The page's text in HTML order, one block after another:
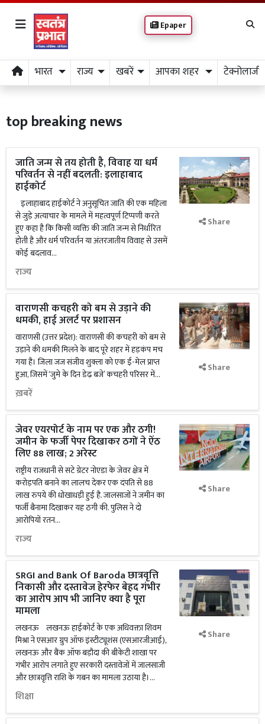
Epaper
भारत राज्य खबरें आपका शहर टेक्नोलाजी
top breaking news
जाति जन्म से तय होती है, विवाह या धर्म
परिवर्तन से नहीं बदलती: इलाहाबाद
हाईकोर्ट
इलाहाबाद हाईकोर्ट ने अनुसूचित जाति की एक महिला
से जुड़े अत्याचार के मामले में महत्वपूर्ण टिप्पणी करते
हुए कहा है कि किसी व्यक्ति की जाति जन्म से निर्धारित
होती है और धर्म परिवर्तन या अंतरजातीय विवाह से उसमें
कोई बदलाव...
राज्य
Share
वाराणसी कचहरी को बम से उड़ाने की
धमकी, हाई अलर्ट पर प्रशासन
वाराणसी (उत्तर प्रदेश): वाराणसी की कचहरी को बम से
उड़ाने की धमकी मिलने के बाद पूरे शहर में हड़कंप मच
गया है। जिला जज संजीव शुक्ला को एक ई-मेल प्राप्त
हुआ, जिसमें ‘जुमे के दिन डेढ़ बजे’ कचहरी परिसर में...
ख़बरें
Share
जेवर एयरपोर्ट के नाम पर एक और ठगी!
जमीन के फर्जी पेपर दिखाकर ठगों ने ऐंठ
लिए 88 लाख; 2 अरेस्ट
राष्ट्रीय राजधानी से सटे ग्रेटर नोएडा के जेवर क्षेत्र में
करोड़पति बनाने का लालच देकर एक दंपति से 88
लाख रुपये की धोखाधड़ी हुई है. जालसाजों ने जमीन का
फर्जी बैनामा दिखाकर यह ठगी की. पुलिस ने दो
आरोपियों रतन...
राज्य
Share
SRGI and Bank Of Baroda छात्रवृत्ति
निकासी और दस्तावेज हेरफेर बेहद गंभीर
का आरोप आप भी जानिए क्या है पूरा
मामला
लखनऊ लखनऊ हाईकोर्ट के एक अधिवक्ता शिवम
मिश्रा ने एसआर ग्रुप ऑफ इंस्टीट्यूशंस (एसआरजीआई),
लखनऊ और बैंक ऑफ बड़ौदा की बीकेटी शाखा पर
गंभीर आरोप लगाते हुए सरकारी दस्तावेजों में जालसाजी
और छात्रवृत्ति राशि के गबन का मामला उठाया है।...
शिक्षा
Share